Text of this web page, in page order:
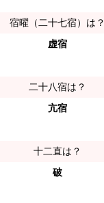
宿曜（二十七宿）は？
虚宿
二十八宿は？
亢宿
十二直は？
破